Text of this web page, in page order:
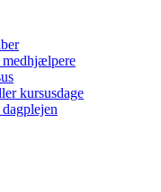
kursusdage